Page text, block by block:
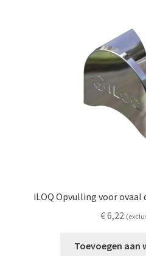
iLOQ Opvulling voor ovaal
€6,22
Toevoegen aan